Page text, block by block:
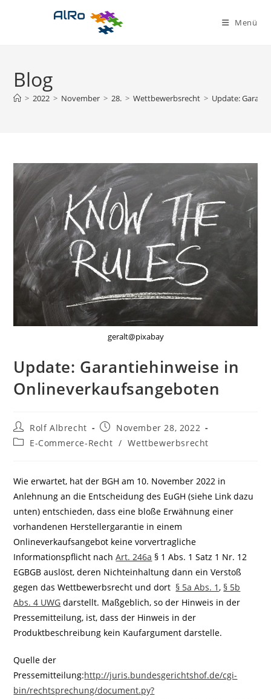
Menü
Blog
> 2022 > November > 28. > Wettbewerbsrecht > Update:
geralt@pixabay
Update: Garantiehinweise in
Onlineverkaufsangeboten
Beitrags-
Autor:
Rolf Albrecht
Beitrag
veröffentlicht:
November 28, 2022
Beitrags-
E-Commerce-Recht / Wettbewerbsrecht
Wie erwartet, hat der BGH am 10. November 2022 in
Anlehnung an die Entscheidung des EuGH (siehe Link dazu
unten) entschieden, dass eine bloße Erwähnung einer
vorhandenen Herstellergarantie in einem
Onlineverkaufsangebot keine vorvertragliche
Informationspflicht nachArt. 246a § 1 Abs. 1 Satz 1 Nr. 12
EGBGB auslöst, deren Nichteinhaltung dann ein Verstoß
gegen das Wettbewerbsrecht und dort § 5a Abs. 1, § 5b
Abs. 4 UWG darstellt. Maßgeblich, so der Hinweis in der
Pressemitteilung, ist, dass der Hinweis in der
Produktbeschreibung kein Kaufargument darstelle.
Quelle der
Pressemitteilung:http://juris.bundesgerichtshof.de/cgi-
bin/rechtsprechung/document.py?